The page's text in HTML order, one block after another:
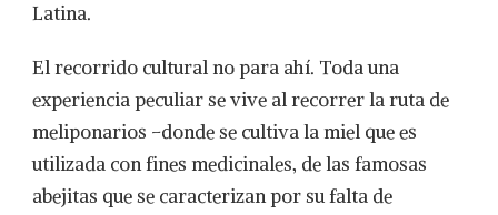
Latina.
El recorrido cultural no para ahí. Toda una
experiencia peculiar se vive al recorrer la ruta de
meliponarios –donde se cultiva la miel que es
utilizada con fines medicinales, de las famosas
abejitas que se caracterizan por su falta de